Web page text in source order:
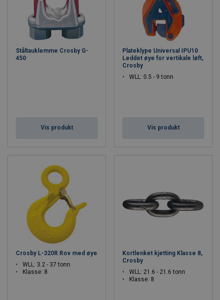
Ståltauklemme Crosby G-
450
Vis produkt
Plateklype Universal IPU10
Leddet øye for vertikale løft,
Crosby
WLL: 0.5 - 9 tonn
Vis produkt
Crosby L-320R Rov med øye
WLL: 3.2 - 37 tonn
Klasse: 8
Kortlenket kjetting Klasse 8,
Crosby
WLL: 21.6 - 21.6 tonn
Klasse: 8